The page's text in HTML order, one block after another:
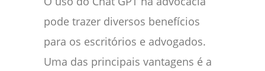
pode trazer diversos benefícios
para os escritórios e advogados.
Uma das principais vantagens é a